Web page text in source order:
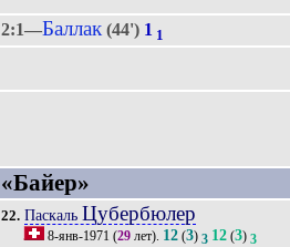
2:1—Баллак(44') 1 1
«Байер»
22. Паскаль Цубербюлер
8-янв-1971 (29лет). 12(3) 3 12(3) 3